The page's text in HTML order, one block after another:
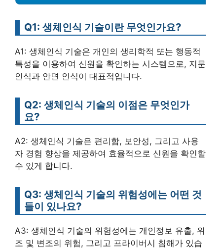
Q1: 생체인식 기술이란 무엇인가요?
A1: 생체인식 기술은 개인의 생리학적 또는 행동적
특성을 이용하여 신원을 확인하는 시스템으로, 지문
인식과 안면 인식이 대표적입니다.
Q2: 생체인식 기술의 이점은 무엇인가
요?
A2: 생체인식 기술은 편리함, 보안성, 그리고 사용
자 경험 향상을 제공하여 효율적으로 신원을 확인할
수 있게 합니다.
Q3: 생체인식 기술의 위험성에는 어떤 것
들이 있나요?
A3: 생체인식 기술의 위험성에는 개인정보 유출, 위
조 및 변조의 위험, 그리고 프라이버시 침해가 있습